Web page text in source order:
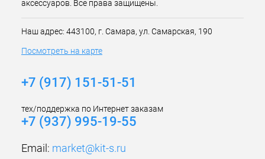
аксессуаров. Все права защищены.
Наш адрес: 443100, г. Самара, ул. Самарская, 190
Посмотреть на карте
+7 (917) 151-51-51
тех/поддержка по Интернет заказам
+7 (937) 995-19-55
Email: market@kit-s.ru